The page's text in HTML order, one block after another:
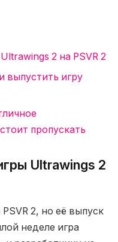
2 на PSVR 2
выпустить игру
пропускать
Ultrawings 2
2, но её выпуск
неделе игра